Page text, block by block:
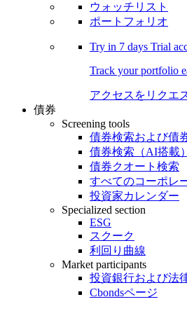
ウォッチリスト
ポートフォリオ
Try in 7 days Trial
Track your portfolio
アクセスをリクエ
債券
Screening tools
債券検索および債
債券検索（AI搭載）
債券クオート検索
すべてのコーポレ
投資家カレンダー
Specialized section
ESG
スクーク
利回り曲線
Market participants
投資銀行および法
Cbondsページ